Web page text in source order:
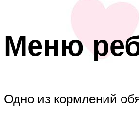
Меню
Одно из кормлений